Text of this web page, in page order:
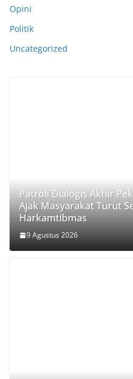
Opini
Politik
Uncategorized
Patroli Dialogis Akhir
Ajak Masyarakat Turut
Harkamtibmas
9 Agustus 2026